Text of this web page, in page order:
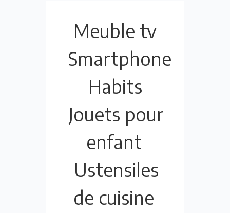
Meuble tv
Smartphone
Habits
Jouets pour
enfant
Ustensiles
de cuisine